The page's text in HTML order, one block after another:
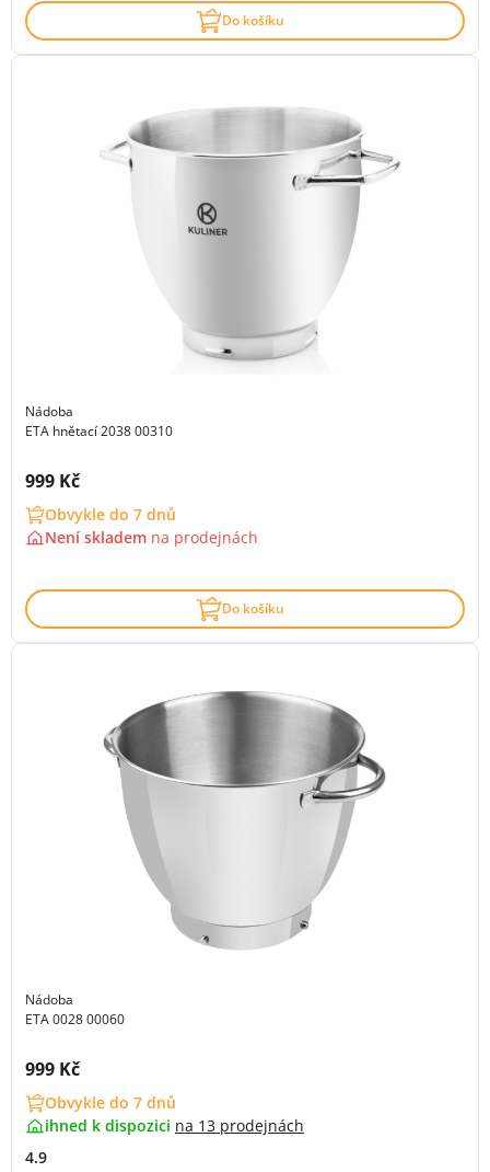
Do košíku
Nádoba
ETA hnětací 2038 00310
Cena s DPH:
999 Kč
Obvykle do 7 dnů
Není skladem na prodejnách
Do košíku
Nádoba
ETA 0028 00060
Cena s DPH:
999 Kč
Obvykle do 7 dnů
ihned k dispozici na 13 prodejnách
4.9